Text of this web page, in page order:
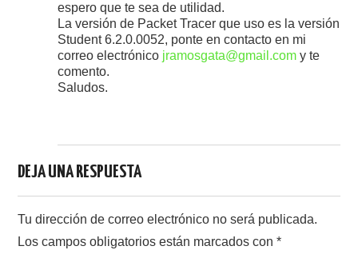
espero que te sea de utilidad.
La versión de Packet Tracer que uso es la versión
Student 6.2.0.0052, ponte en contacto en mi
correo electrónico jramosgata@gmail.com y te
comento.
Saludos.
DEJA UNA RESPUESTA
Tu dirección de correo electrónico no será publicada.
Los campos obligatorios están marcados con*